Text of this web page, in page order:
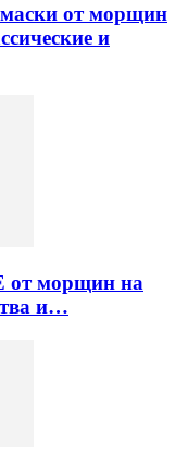
от морщин
и
от морщин на
и…